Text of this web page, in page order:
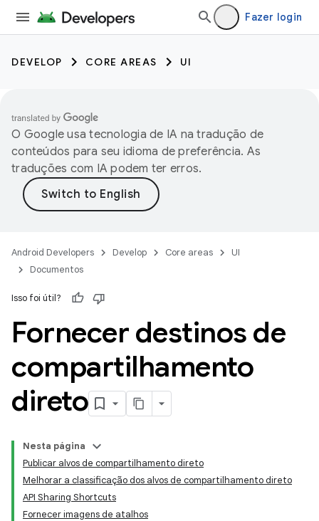
Fazer login
DEVELOP CORE AREAS UI
O Google usa tecnologia de IA na tradução de
conteúdos para seu idioma de preferência. As
traduções com IA podem ter erros.
Android Developers Develop Core areas
UI
Documentos
Isso foi útil?
Fornecer destinos de
compartilhamento
direto
Nesta página
Publicar alvos de compartilhamento direto
Melhorar a classificação dos alvos de compartilhamento direto
API Sharing Shortcuts
Fornecer imagens de atalhos